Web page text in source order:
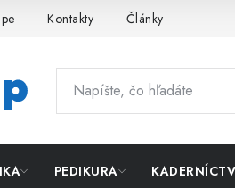
Kontakty Články
PEDIKURA